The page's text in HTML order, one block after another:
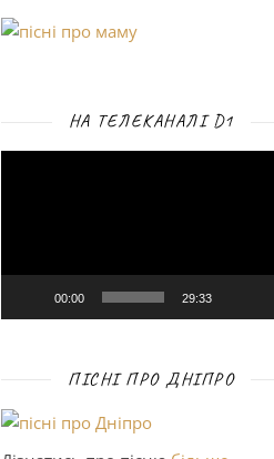
НА ТЕЛЕКАНАЛІ D1
00:00 29:33
ПІСНІ ПРО ДНІПРО